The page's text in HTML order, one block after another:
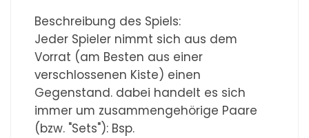
Beschreibung des Spiels:
Jeder Spieler nimmt sich aus dem
Vorrat (am Besten aus einer
verschlossenen Kiste) einen
Gegenstand. dabei handelt es sich
immer um zusammengehörige Paare
(bzw. "Sets"): Bsp.